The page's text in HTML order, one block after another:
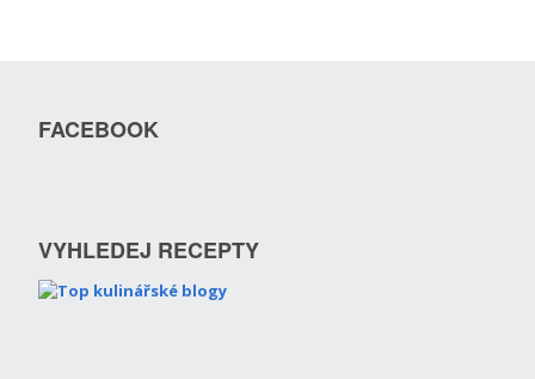
FACEBOOK
VYHLEDEJ RECEPTY